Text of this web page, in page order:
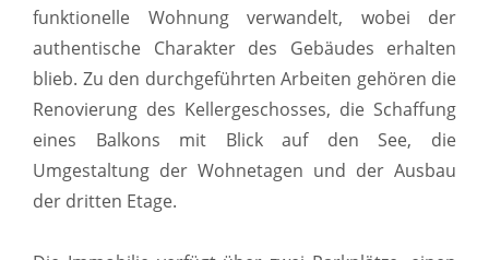
funktionelle Wohnung verwandelt, wobei der
authentische Charakter des Gebäudes erhalten
blieb. Zu den durchgeführten Arbeiten gehören die
Renovierung des Kellergeschosses, die Schaffung
eines Balkons mit Blick auf den See, die
Umgestaltung der Wohnetagen und der Ausbau
der dritten Etage.